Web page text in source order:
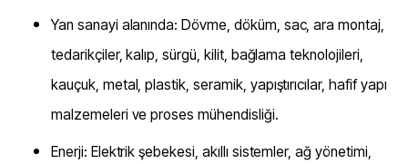
Yan sanayi alanında: Dövme, döküm, sac, ara montaj,
tedarikçiler, kalıp, sürgü, kilit, bağlama teknolojileri,
kauçuk, metal, plastik, seramik, yapıştırıcılar, hafif yapı
malzemeleri ve proses mühendisliği.
Enerji: Elektrik şebekesi, akıllı sistemler, ağ yönetimi,